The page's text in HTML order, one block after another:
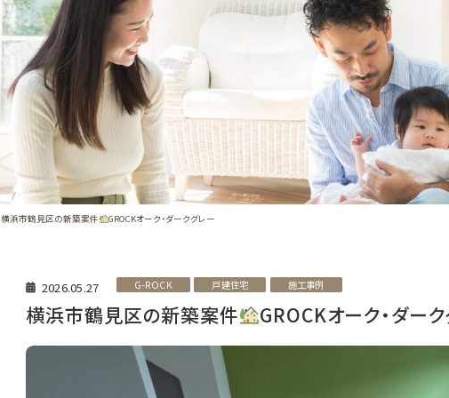
横浜市鶴見区の新築案件 GROCKオーク・ダークグレー
2026.05.27 G-ROCK 戸建住宅 施工事例
横浜市鶴見区の新築案件 GROCKオーク・ダー